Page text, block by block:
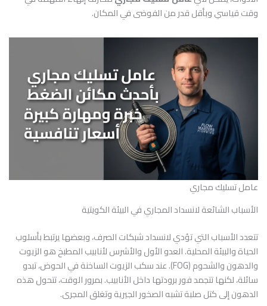
وقت قياسي وبأقل قدر من الفوضى في المكان.
عامل تسليك مجاري
الأسباب الشائعة لانسداد المجاري في البيئة الكويتية
تتعدد الأسباب التي تؤدي لانسداد شبكات الصرف، وبعضها يرتبط بأسلوب
الحياة والبيئة المحلية. العدو الأول والأشرس لأنابيب المطبخ هو الزيوت
والدهون والشحوم (FOG). عند سكب الزيوت الساخنة في الحوض، تبدو
سائلة، لكنها تتجمد فور برودتها داخل الأنابيب. بمرور الوقت، تتحول هذه
الدهون إلى كتل صلبة تشبه الصخور الجيرية وتغلق المجرى.